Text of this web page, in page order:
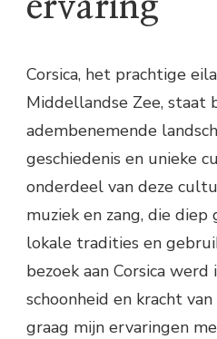
ervaring
Corsica, het prachtige
Middellandse Zee, staat
adembenemende
geschiedenis en unieke
onderdeel van deze
muziek en zang, die
lokale tradities en
bezoek aan Corsica
schoonheid en kracht
graag mijn ervaringen